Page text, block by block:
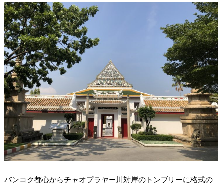
バンコク都心からチャオプラヤー川対岸のトンブリーに格式の